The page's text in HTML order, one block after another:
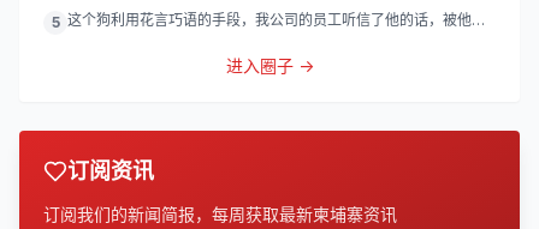
5 这个狗利用花言巧语的手段，我公司的员工听信了他的话，被他带
进入圈子 →
订阅资讯
订阅我们的新闻简报，每周获取最新柬埔寨资讯